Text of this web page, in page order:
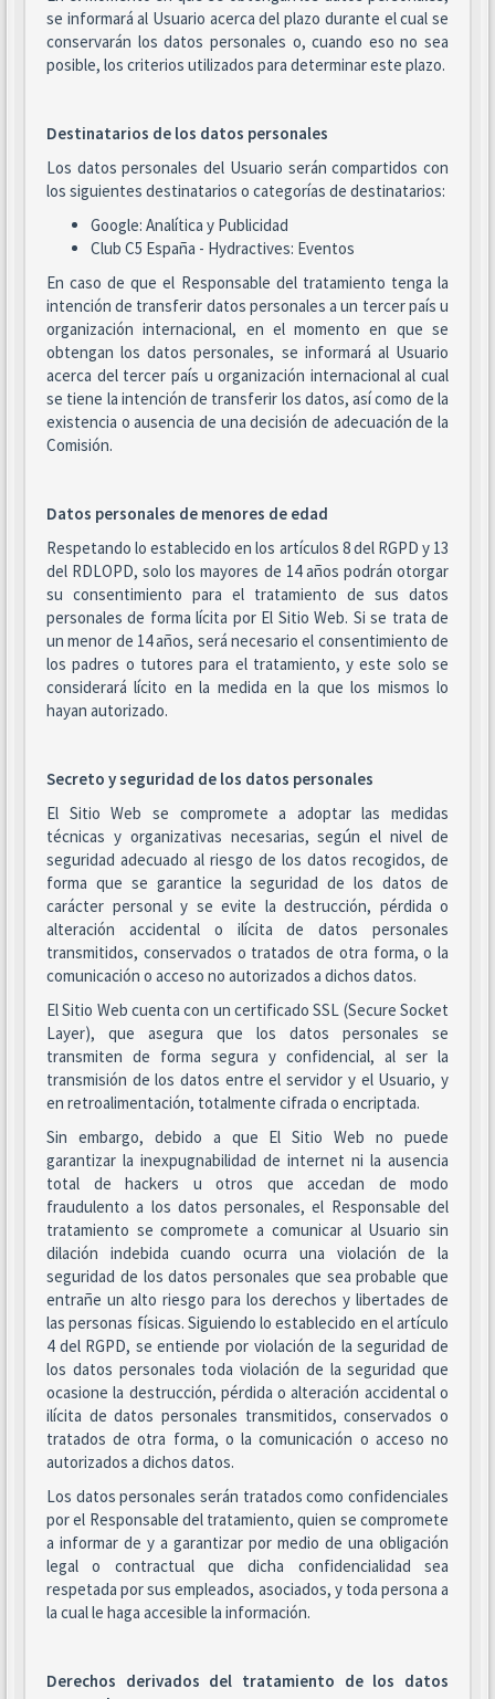
se informará al Usuario acerca del plazo durante el cual se
conservarán los datos personales o, cuando eso no sea
posible, los criterios utilizados para determinar este plazo.
Destinatarios de los datos personales
Los datos personales del Usuario serán compartidos con
los siguientes destinatarios o categorías de destinatarios:
Google: Analítica y Publicidad
Club C5 España - Hydractives: Eventos
En caso de que el Responsable del tratamiento tenga la
intención de transferir datos personales a un tercer país u
organización internacional, en el momento en que se
obtengan los datos personales, se informará al Usuario
acerca del tercer país u organización internacional al cual
se tiene la intención de transferir los datos, así como de la
existencia o ausencia de una decisión de adecuación de la
Comisión.
Datos personales de menores de edad
Respetando lo establecido en los artículos 8 del RGPD y 13
del RDLOPD, solo los mayores de 14 años podrán otorgar
su consentimiento para el tratamiento de sus datos
personales de forma lícita por El Sitio Web. Si se trata de
un menor de 14 años, será necesario el consentimiento de
los padres o tutores para el tratamiento, y este solo se
considerará lícito en la medida en la que los mismos lo
hayan autorizado.
Secreto y seguridad de los datos personales
El Sitio Web se compromete a adoptar las medidas
técnicas y organizativas necesarias, según el nivel de
seguridad adecuado al riesgo de los datos recogidos, de
forma que se garantice la seguridad de los datos de
carácter personal y se evite la destrucción, pérdida o
alteración accidental o ilícita de datos personales
transmitidos, conservados o tratados de otra forma, o la
comunicación o acceso no autorizados a dichos datos.
El Sitio Web cuenta con un certificado SSL (Secure Socket
Layer), que asegura que los datos personales se
transmiten de forma segura y confidencial, al ser la
transmisión de los datos entre el servidor y el Usuario, y
en retroalimentación, totalmente cifrada o encriptada.
Sin embargo, debido a que El Sitio Web no puede
garantizar la inexpugnabilidad de internet ni la ausencia
total de hackers u otros que accedan de modo
fraudulento a los datos personales, el Responsable del
tratamiento se compromete a comunicar al Usuario sin
dilación indebida cuando ocurra una violación de la
seguridad de los datos personales que sea probable que
entrañe un alto riesgo para los derechos y libertades de
las personas físicas. Siguiendo lo establecido en el artículo
4 del RGPD, se entiende por violación de la seguridad de
los datos personales toda violación de la seguridad que
ocasione la destrucción, pérdida o alteración accidental o
ilícita de datos personales transmitidos, conservados o
tratados de otra forma, o la comunicación o acceso no
autorizados a dichos datos.
Los datos personales serán tratados como confidenciales
por el Responsable del tratamiento, quien se compromete
a informar de y a garantizar por medio de una obligación
legal o contractual que dicha confidencialidad sea
respetada por sus empleados, asociados, y toda persona a
la cual le haga accesible la información.
Derechos derivados del tratamiento de los datos